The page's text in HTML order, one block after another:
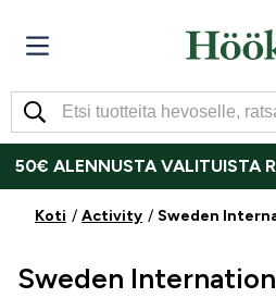
50€ ALENNUSTA VALITUISTA
Koti Activity Sweden
Sweden